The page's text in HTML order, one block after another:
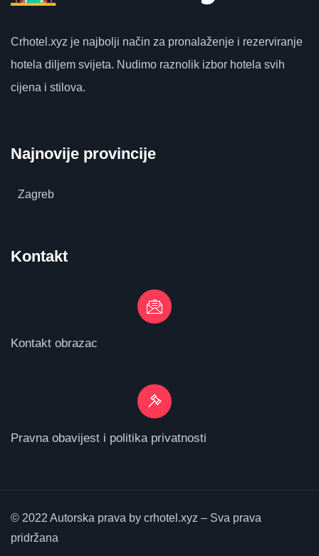
Crhotel.xyz je najbolji način za pronalaženje i rezerviranje
hotela diljem svijeta. Nudimo raznolik izbor hotela svih
cijena i stilova.
Najnovije provincije
Zagreb
Kontakt
Kontakt obrazac
Pravna obavijest i politika privatnosti
© 2022 Autorska prava by crhotel.xyz – Sva prava
pridržana